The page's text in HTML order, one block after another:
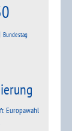
Bundestag
Europawahl